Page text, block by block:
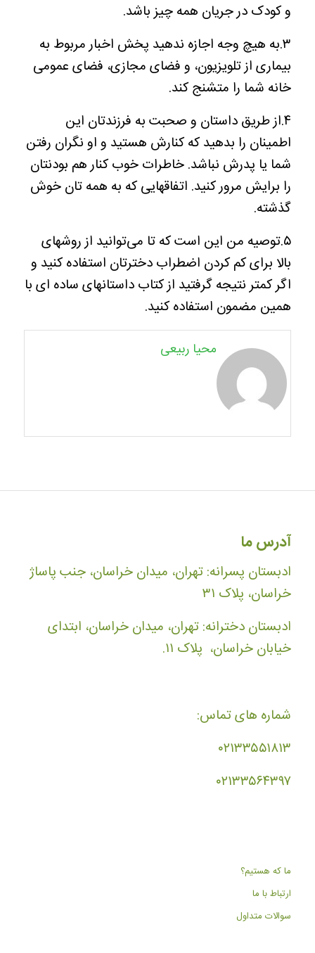
و کودک در جریان همه چیز باشد.
۳.به هیچ وجه اجازه ندهید پخش اخبار مربوط به
بیماری از تلویزیون، و فضای مجازی، فضای عمومی
خانه شما را متشنج کند.
۴.از طریق داستان و صحبت به فرزندتان این
اطمینان را بدهید که کنارش هستید و او نگران رفتن
شما یا پدرش نباشد. خاطرات خوب کنار هم بودنتان
را برایش مرور کنید. اتفاقهایی که به همه تان خوش
گذشته.
۵.توصیه من این است که تا می‌توانید از روشهای
بالا برای کم کردن اضطراب دخترتان استفاده کنید و
اگر کمتر نتیجه گرفتید از کتاب داستانهای ساده ای با
همین مضمون استفاده کنید.
محیا ربیعی
آدرس ما
ادبستان پسرانه: تهران، میدان خراسان، جنب پاساژ
خراسان، پلاک ۳۱
ادبستان دخترانه: تهران، میدان خراسان، ابتدای
خیابان خراسان، پلاک ۱۱.
شماره های تماس:
۰۲۱۳۳۵۵۱۸۱۳
۰۲۱۳۳۵۶۴۳۹۷
ما که هستیم؟
ارتباط با ما
سوالات متداول